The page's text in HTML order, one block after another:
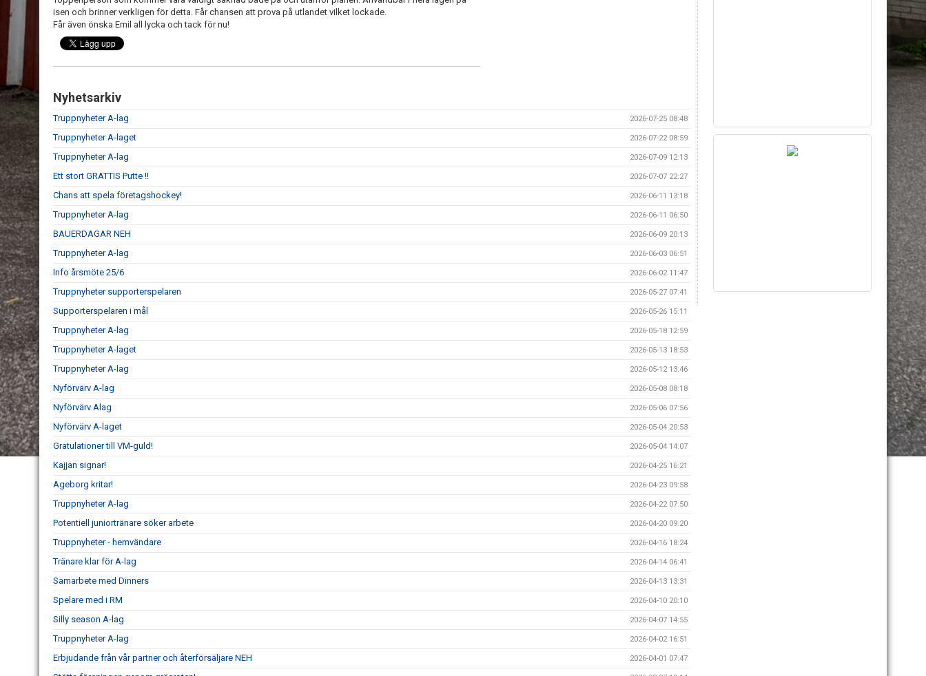
isen och brinner verkligen för detta. Får chansen att prova på utlandet vilket lockade.
Får även önska Emil all lycka och tack för nu!
Nyhetsarkiv
Truppnyheter A-lag 2026-07-25 08:48
Truppnyheter A-laget 2026-07-22 08:59
Truppnyheter A-lag 2026-07-09 12:13
Ett stort GRATTIS Putte !! 2026-07-07 22:27
Chans att spela företagshockey! 2026-06-11 13:18
Truppnyheter A-lag 2026-06-11 06:50
BAUERDAGAR NEH 2026-06-09 20:13
Truppnyheter A-lag 2026-06-03 06:51
Info årsmöte 25/6 2026-06-02 11:47
Truppnyheter supporterspelaren 2026-05-27 07:41
Supporterspelaren i mål 2026-05-26 15:11
Truppnyheter A-lag 2026-05-18 12:59
Truppnyheter A-laget 2026-05-13 18:53
Truppnyheter A-lag 2026-05-12 13:46
Nyförvärv A-lag 2026-05-08 08:18
Nyförvärv Alag 2026-05-06 07:56
Nyförvärv A-laget 2026-05-04 20:53
Gratulationer till VM-guld! 2026-05-04 14:07
Kajjan signar! 2026-04-25 16:21
Ageborg kritar! 2026-04-23 09:58
Truppnyheter A-lag 2026-04-22 07:50
Potentiell juniortränare söker arbete 2026-04-20 09:20
Truppnyheter - hemvändare 2026-04-16 18:24
Tränare klar för A-lag 2026-04-14 06:41
Samarbete med Dinners 2026-04-13 13:31
Spelare med i RM 2026-04-10 20:10
Silly season A-lag 2026-04-07 14:55
Truppnyheter A-lag 2026-04-02 16:51
Erbjudande från vår partner och återförsäljare NEH 2026-04-01 07:47